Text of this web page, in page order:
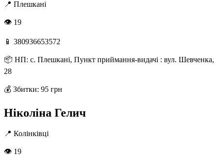
📍 Плешкані
👁 19
📱 380936653572
📦 НП: с. Плешкані, Пункт приймання-видачі : вул. Шевченка,
28
💰 Збитки: 95 грн
Ніколіна Гелич
📍 Колінківці
👁 19